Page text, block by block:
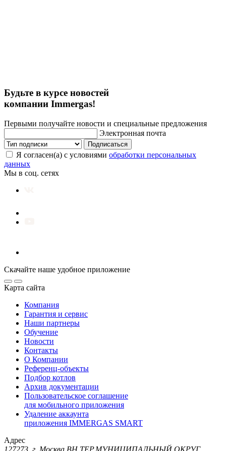
Будьте в курсе новостей
компании Immergas!
Первыми получайте новости и специальные предложения
Электронная почта
Подписаться
Я согласен(а) с условиями обработки персональных
данных
Мы в соц. сетях
Скачайте наше удобное приложение
Карта сайта
Компания
Гарантия и сервис
Наши партнеры
Обучение
Новости
Контакты
О Компании
Референц-объекты
Подбор котлов
Архив документации
Пользовательское соглашение
для мобильного приложения
Удаление аккаунта
приложения IMMERGAS SMART
Адрес
127273, г. Москва ВН.ТЕР.МУНИЦИПАЛЬНЫЙ ОКРУГ